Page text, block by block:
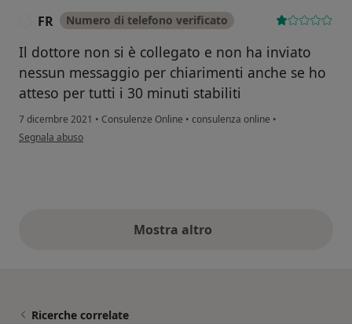
FR Numero di telefono verificato
Il dottore non si è collegato e non ha inviato
nessun messaggio per chiarimenti anche se ho
atteso per tutti i 30 minuti stabiliti
7 dicembre 2021 • Consulenze Online • consulenza online •
secondo l'opinione dell'utente FR
Segnala abuso
Mostra altroopinioni di cui sopra
Ricerche correlate